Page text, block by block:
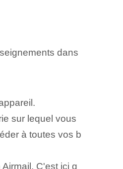
dans
sur lequel vous
à toutes vos b
C'est ici q